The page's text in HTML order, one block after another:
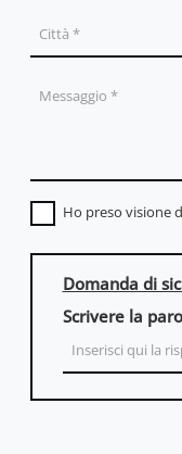
Ho preso visione
Domanda di
Scrivere la